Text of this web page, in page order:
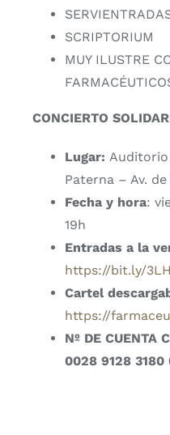
SCRIPTORIUM
MUY ILUSTRE
CONCIERTO
Lugar: Auditorio
Paterna – Av.
Fecha y hora:
19h
Entradas a la
https://bit.ly/
Cartel
https://
Nº DE CUENTA
0028 9128 3180